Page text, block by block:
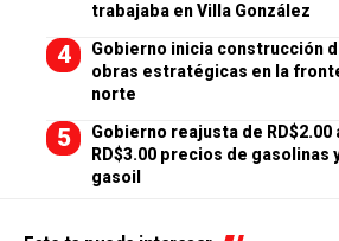
trabajaba en Villa González
Gobierno inicia construcción
obras estratégicas en la
norte
Gobierno reajusta de RD$2.00
RD$3.00 precios de gasolinas
gasoil